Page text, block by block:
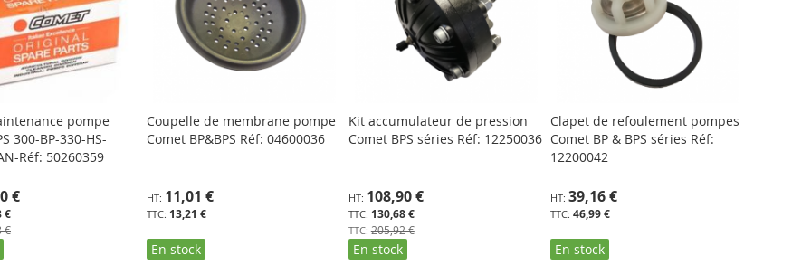
pompe
300-BP-330-HS-
Réf: 50260359
€
€
€
Coupelle de membrane pompe
Comet BP&BPS Réf: 04600036
13,21 €
11,01 €
En stock
Kit accumulateur de pression
Comet BPS séries Réf: 12250036
Spécial130,68 €
108,90 €
205,92 €
En stock
Clapet de refoulement pompes
Comet BP & BPS séries Réf:
12200042
46,99 €
39,16 €
En stock